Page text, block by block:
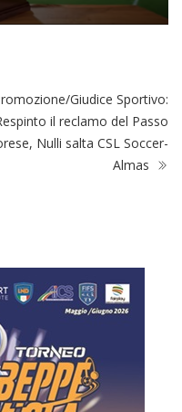
Giudice Sportivo:
il reclamo del Passo
Nulli salta CSL Soccer-
Almas